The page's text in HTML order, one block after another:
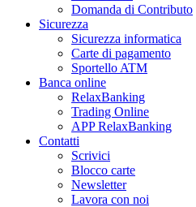
Domanda di Contributo
Sicurezza
Sicurezza informatica
Carte di pagamento
Sportello ATM
Banca online
RelaxBanking
Trading Online
APP RelaxBanking
Contatti
Scrivici
Blocco carte
Newsletter
Lavora con noi